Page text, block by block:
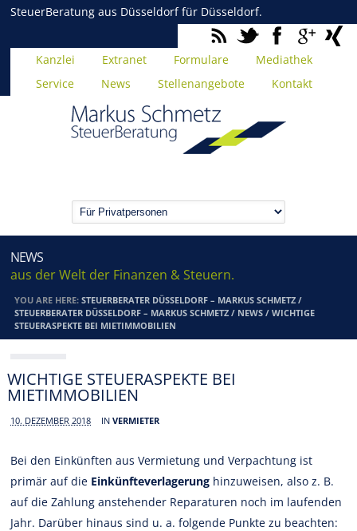
SteuerBeratung aus Düsseldorf für Düsseldorf.
Kanzlei Extranet Formulare
Mediathek
Service
News Stellenangebote Kontakt
NEWS
aus der Welt der Finanzen & Steuern.
YOU ARE HERE:STEUERBERATER DÜSSELDORF – MARKUS SCHMETZ /
STEUERBERATER DÜSSELDORF – MARKUS SCHMETZ / NEWS /WICHTIGE
STEUERASPEKTE BEI MIETIMMOBILIEN
WICHTIGE STEUERASPEKTE BEI
MIETIMMOBILIEN
10. DEZEMBER 2018 INVERMIETER
Bei den Einkünften aus Vermietung und Verpachtung ist
primär auf die Einkünfteverlagerung hinzuweisen, also z. B.
auf die Zahlung anstehender Reparaturen noch im laufenden
Jahr. Darüber hinaus sind u. a. folgende Punkte zu beachten: